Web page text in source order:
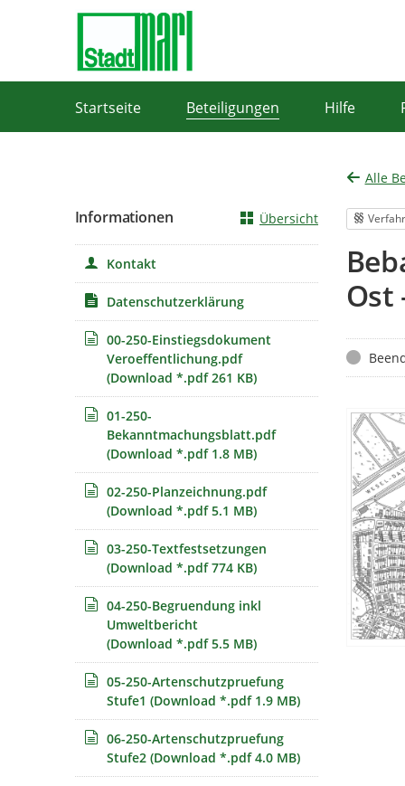
Startseite Beteiligungen Hilfe
Alle
Ost
Status
Informationen Übersicht
Kontakt
Datenschutzerklärung
00-250-Einstiegsdokument
Veroeffentlichung.pdf
(Download *.pdf 261 KB)
01-250-
Bekanntmachungsblatt.pdf
(Download *.pdf 1.8 MB)
02-250-Planzeichnung.pdf
(Download *.pdf 5.1 MB)
03-250-Textfestsetzungen
(Download *.pdf 774 KB)
04-250-Begruendung inkl
Umweltbericht
(Download *.pdf 5.5 MB)
05-250-Artenschutzpruefung
Stufe1 (Download *.pdf 1.9 MB)
06-250-Artenschutzpruefung
Stufe2 (Download *.pdf 4.0 MB)